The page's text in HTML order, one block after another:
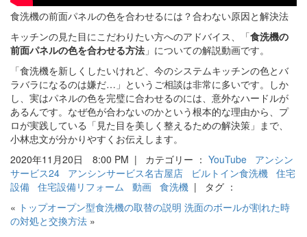
食洗機の前面パネルの色を合わせるには？合わない原因と解決法
キッチンの見た目にこだわりたい方へのアドバイス、「食洗機の
前面パネルの色を合わせる方法 」についての解説動画です。
「食洗機を新しくしたいけれど、今のシステムキッチンの色とバ
ラバラになるのは嫌だ…」というご相談は非常に多いです。しか
し、実はパネルの色を完璧に合わせるのには、意外なハードルが
あるんです。なぜ色が合わないのかという根本的な理由から、プ
ロが実践している「見た目を美しく整えるための解決策」まで、
小林忠文が分かりやすくお伝えします。
2020年11月20日 8:00 PM | カテゴリー ： YouTube
アンシン
サービス24
アンシンサービス名古屋店 ビルトイン食洗機 住宅
設備 住宅設備リフォーム 動画 食洗機 | タグ ：
« トップオープン型食洗機の取替の説明 洗面のボールが割れた時
の対処と交換方法 »